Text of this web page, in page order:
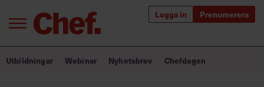
Logga in Prenumerera
Bra ledare förändrar världen
Utbildningar Webinar Nyhetsbrev Chefdagen